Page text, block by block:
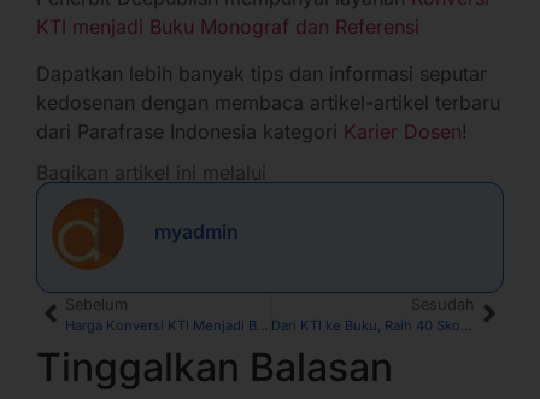
KTI menjadi Buku Monograf dan Referensi
Dapatkan lebih banyak tips dan informasi seputar
kedosenan dengan membaca artikel-artikel terbaru
dari Parafrase Indonesia kategori Karier Dosen!
Bagikan artikel ini melalui
myadmin
Sebelum
Harga Konversi KTI Menjadi Buku Referensi dan Monograf
Sesudah
Dari KTI ke Buku, Raih 40 Skor KUM bersama Parafrase Indonesia
Tinggalkan Balasan